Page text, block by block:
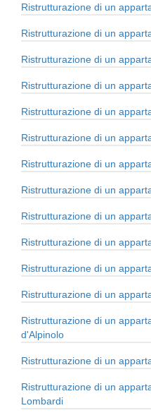
Ristrutturazione di un
Ristrutturazione di un
Ristrutturazione di un
Ristrutturazione di un
Ristrutturazione di un
Ristrutturazione di un
Ristrutturazione di un
Ristrutturazione di un
Ristrutturazione di un
Ristrutturazione di un
Ristrutturazione di un
Ristrutturazione di un
Ristrutturazione di un
d'Alpinolo
Ristrutturazione di un
Ristrutturazione di un
Lombardi